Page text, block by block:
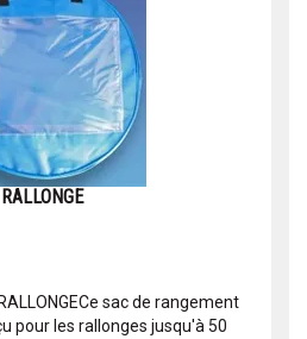
sac de rangement
pour les rallonges jusqu'à 50